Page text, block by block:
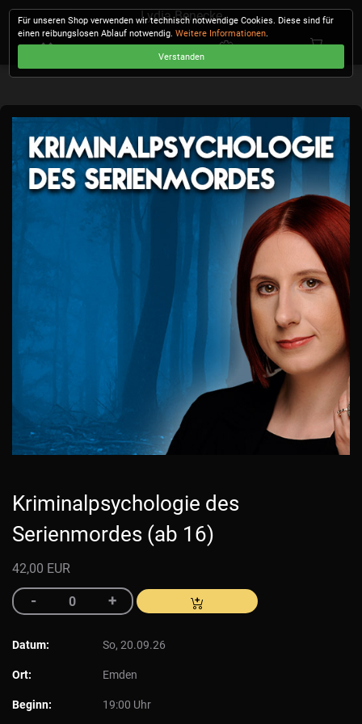
Lydia Benecke
Kriminalpsychologie des
Serienmordes (ab 16)
42,00 EUR
Datum: So, 20.09.26
Ort: Emden
Beginn: 19:00 Uhr
Für unseren Shop verwenden wir technisch notwendige Cookies. Diese sind für
einen reibungslosen Ablauf notwendig.Weitere Informationen.
Verstanden